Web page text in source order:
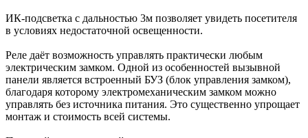
ИК-подсветка с дальностью 3м позволяет увидеть посетителя
в условиях недостаточной освещенности.
Реле даёт возможность управлять практически любым
электрическим замком. Одной из особенностей вызывной
панели является встроенный БУЗ (блок управления замком),
благодаря которому электромеханическим замком можно
управлять без источника питания. Это существенно упрощает
монтаж и стоимость всей системы.